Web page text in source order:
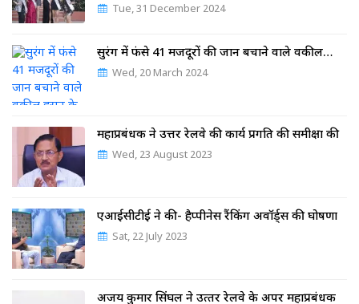
Tue, 31 December 2024
सुरंग में फंसे 41 मजदूरों की जान बचाने वाले वकील…
Wed, 20 March 2024
महाप्रबंधक ने उत्तर रेलवे की कार्य प्रगति की समीक्षा की
Wed, 23 August 2023
एआईसीटीई ने की- हैप्पीनेस रैंकिंग अवॉर्ड्स की घोषणा
Sat, 22 July 2023
अजय कुमार सिंघल ने उत्‍तर रेलवे के अपर महाप्रबंधक